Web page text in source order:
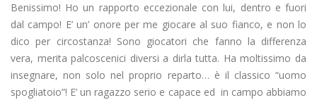
Benissimo! Ho un rapporto eccezionale con lui, dentro e fuori
dal campo! E’ un’ onore per me giocare al suo fianco, e non lo
dico per circostanza! Sono giocatori che fanno la differenza
vera, merita palcoscenici diversi a dirla tutta. Ha moltissimo da
insegnare, non solo nel proprio reparto… è il classico “uomo
spogliatoio”! E’ un ragazzo serio e capace ed in campo abbiamo